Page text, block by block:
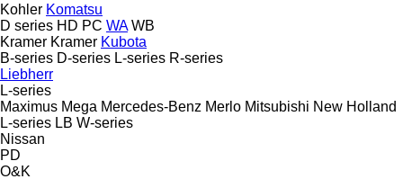
Kohler Komatsu
D series HD PC WA WB
Kramer Kramer Kubota
B-series D-series L-series R-series
Liebherr
L-series
Maximus Mega Mercedes-Benz Merlo Mitsubishi New Holland
L-series LB W-series
Nissan
PD
O&K